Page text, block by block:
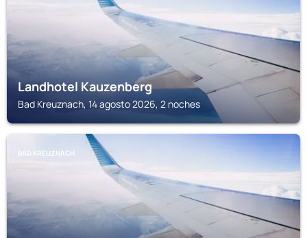
Landhotel Kauzenberg
Bad Kreuznach, 14 agosto 2026, 2 noches
BAD KREUZNACH